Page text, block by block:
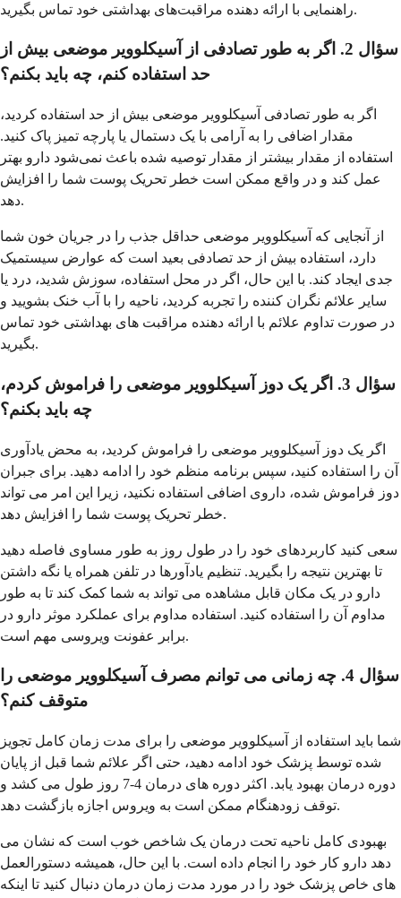
راهنمایی با ارائه دهنده مراقبت‌های بهداشتی خود تماس بگیرید.
سؤال 2. اگر به طور تصادفی از آسیکلوویر موضعی بیش از
حد استفاده کنم، چه باید بکنم؟
اگر به طور تصادفی آسیکلوویر موضعی بیش از حد استفاده کردید،
مقدار اضافی را به آرامی با یک دستمال یا پارچه تمیز پاک کنید.
استفاده از مقدار بیشتر از مقدار توصیه شده باعث نمی‌شود دارو بهتر
عمل کند و در واقع ممکن است خطر تحریک پوست شما را افزایش
دهد.
از آنجایی که آسیکلوویر موضعی حداقل جذب را در جریان خون شما
دارد، استفاده بیش از حد تصادفی بعید است که عوارض سیستمیک
جدی ایجاد کند. با این حال، اگر در محل استفاده، سوزش شدید، درد یا
سایر علائم نگران کننده را تجربه کردید، ناحیه را با آب خنک بشویید و
در صورت تداوم علائم با ارائه دهنده مراقبت های بهداشتی خود تماس
بگیرید.
سؤال 3. اگر یک دوز آسیکلوویر موضعی را فراموش کردم،
چه باید بکنم؟
اگر یک دوز آسیکلوویر موضعی را فراموش کردید، به محض یادآوری
آن را استفاده کنید، سپس برنامه منظم خود را ادامه دهید. برای جبران
دوز فراموش شده، داروی اضافی استفاده نکنید، زیرا این امر می تواند
خطر تحریک پوست شما را افزایش دهد.
سعی کنید کاربردهای خود را در طول روز به طور مساوی فاصله دهید
تا بهترین نتیجه را بگیرید. تنظیم یادآورها در تلفن همراه یا نگه داشتن
دارو در یک مکان قابل مشاهده می تواند به شما کمک کند تا به طور
مداوم آن را استفاده کنید. استفاده مداوم برای عملکرد موثر دارو در
برابر عفونت ویروسی مهم است.
سؤال 4. چه زمانی می توانم مصرف آسیکلوویر موضعی را
متوقف کنم؟
شما باید استفاده از آسیکلوویر موضعی را برای مدت زمان کامل تجویز
شده توسط پزشک خود ادامه دهید، حتی اگر علائم شما قبل از پایان
دوره درمان بهبود یابد. اکثر دوره های درمان 4-7 روز طول می کشد و
توقف زودهنگام ممکن است به ویروس اجازه بازگشت دهد.
بهبودی کامل ناحیه تحت درمان یک شاخص خوب است که نشان می
دهد دارو کار خود را انجام داده است. با این حال، همیشه دستورالعمل
های خاص پزشک خود را در مورد مدت زمان درمان دنبال کنید تا اینکه